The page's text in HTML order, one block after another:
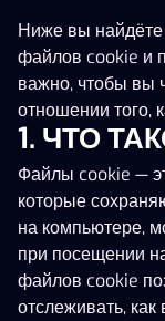
5 барабана
Chicken Gems
Ниже вы
файлов cookie и
важно, чтобы вы
отношении того,
1. ЧТО
Файлы cookie —
которые
на компьютере,
при посещении
файлов cookie
отслеживать,